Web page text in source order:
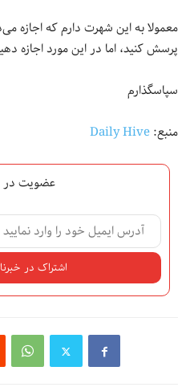
معمولا به این شهرت دارم که اجازه
پرسش کنید، اما در این مورد اجازه
سپاسگذارم
منبع:Daily Hive
عضویت در